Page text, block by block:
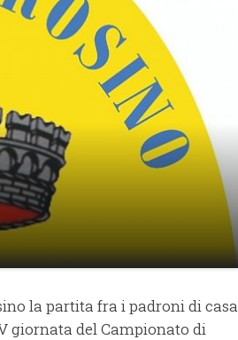
la partita fra i padroni di casa
giornata del Campionato di